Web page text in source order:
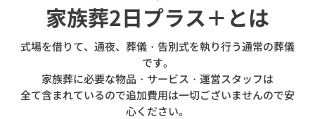
家族葬2日プラス＋とは
式場を借りて、通夜、葬儀・告別式を執り行う通常の葬儀
です。
家族葬に必要な物品・サービス・運営スタッフは
全て含まれているので追加費用は一切ございませんので安
心ください。